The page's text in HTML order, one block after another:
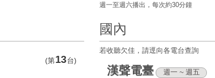
(第13台)
週一至週六播出，每次約30分鐘
國內
若收聽欠佳，請逕向各電台查詢
漢聲電臺 週一 ~ 週五